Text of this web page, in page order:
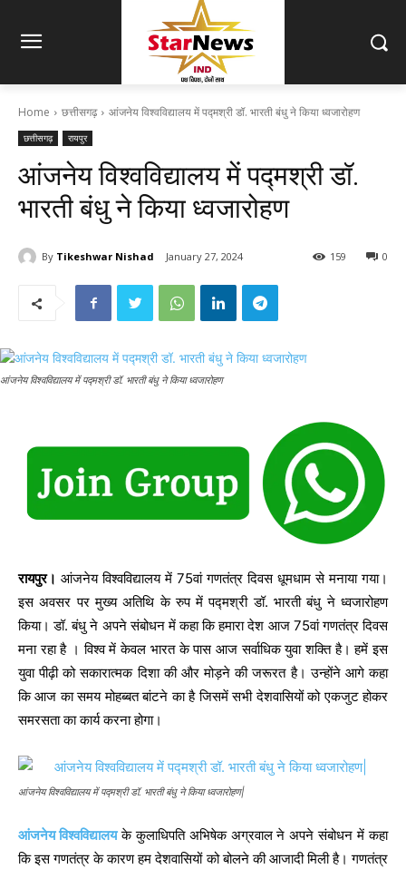
Home छत्तीसगढ़ आंजनेय विश्वविद्यालय में पद्मश्री डॉ. भारती बंधु ने किया ध्वजारोहण
छत्तीसगढ़ रायपुर
आंजनेय विश्वविद्यालय में पद्मश्री डॉ.
भारती बंधु ने किया ध्वजारोहण
By Tikeshwar Nishad January 27, 2024 0
159
आंजनेय विश्वविद्यालय में पद्मश्री डॉ. भारती बंधु ने किया ध्वजारोहण
रायपुर। आंजनेय विश्वविद्यालय में 75वां गणतंत्र दिवस धूमधाम से मनाया गया।
इस अवसर पर मुख्य अतिथि के रुप में पद्मश्री डॉ. भारती बंधु ने ध्वजारोहण
किया। डॉ. बंधु ने अपने संबोधन में कहा कि हमारा देश आज 75वां गणतंत्र दिवस
मना रहा है । विश्व में केवल भारत के पास आज सर्वाधिक युवा शक्ति है। हमें इस
युवा पीढ़ी को सकारात्मक दिशा की और मोड़ने की जरूरत है। उन्होंने आगे कहा
कि आज का समय मोहब्बत बांटने का है जिसमें सभी देशवासियों को एकजुट होकर
समरसता का कार्य करना होगा।
आंजनेय विश्वविद्यालय में पद्मश्री डॉ. भारती बंधु ने किया ध्वजारोहण|
आंजनेय विश्वविद्यालयके कुलाधिपति अभिषेक अग्रवाल ने अपने संबोधन में कहा
कि इस गणतंत्र के कारण हम देशवासियों को बोलने की आजादी मिली है। गणतंत्र